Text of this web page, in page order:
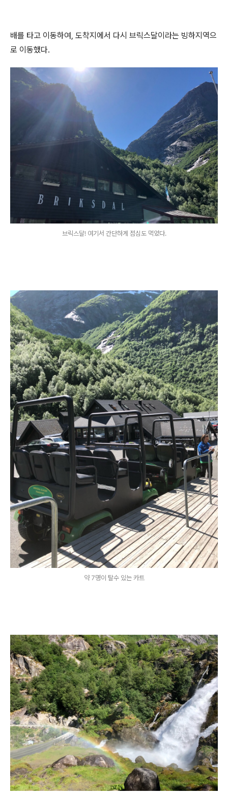
배를 타고 이동하여, 도착지에서 다시 브릭스달이라는 빙하지역으
로 이동했다.
브릭스달! 여기서 간단하게 점심도 먹었다.
약 7명이 탈수 있는 카트